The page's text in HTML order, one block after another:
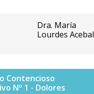
Dra. María
Lourdes Acebal
Contencioso
Nº 1 - Dolores